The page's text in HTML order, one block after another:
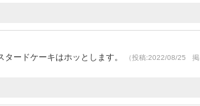
ードケーキはホッとします。
（投稿:2022/08/25 掲